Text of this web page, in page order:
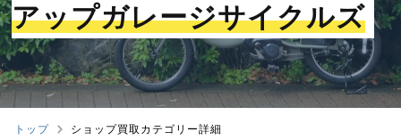
アップガレージサイクルズ
トップ ショップ買取カテゴリー詳細